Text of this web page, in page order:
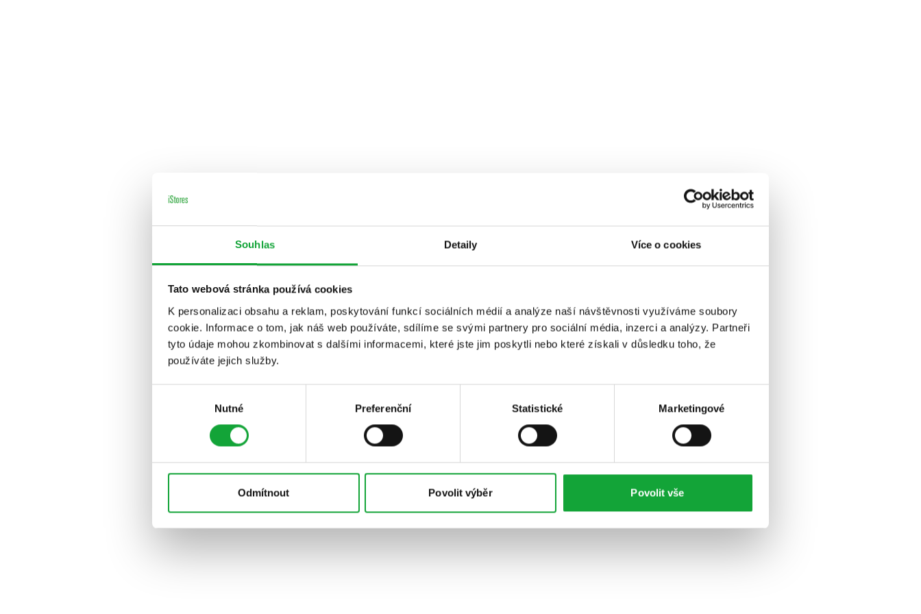
Souhlas Detaily Více o cookies
Tato webová stránka používá cookies
K personalizaci obsahu a reklam, poskytování funkcí sociálních médií a analýze naší návštěvnosti využíváme soubory
cookie. Informace o tom, jak náš web používáte, sdílíme se svými partnery pro sociální média, inzerci a analýzy. Partneři
tyto údaje mohou zkombinovat s dalšími informacemi, které jste jim poskytli nebo které získali v důsledku toho, že
používáte jejich služby.
Nutné Preferenční Statistické Marketingové
Odmítnout Povolit výběr Povolit vše